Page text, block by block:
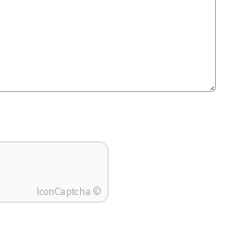
IconCaptcha ©